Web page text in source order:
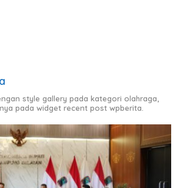
style gallery pada kategori olahraga,
pada widget recent post wpberita.